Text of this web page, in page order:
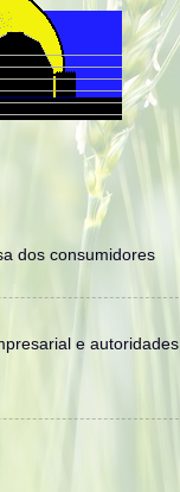
dos consumidores
e autoridades